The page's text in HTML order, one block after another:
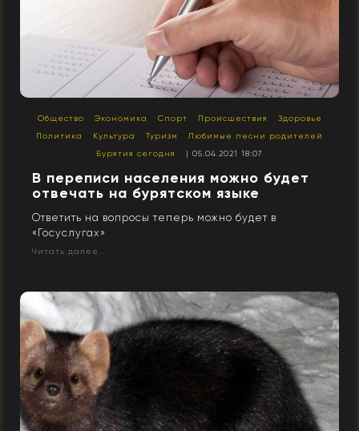
Общество Экономика Спорт Происшествия
Здоровье
Политика
Культура Туризм
Любимые песни родителей
Бурятия сегодня
| 05.04.2021 18:07
В переписи населения можно будет
отвечать на бурятском языке
Ответить на вопросы теперь можно будет в
«Госуслугах»
Читать далее...